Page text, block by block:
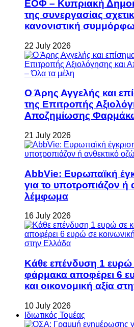
ΕΟΦ – Κυπριακή
της συνεργασίας
κανονιστική
22 July 2026
Ο Άρης Αγγελής και
της Επιτροπής
Αποζημίωσης
21 July 2026
AbbVie: Ευρωπαϊκή
για το υποτροπιάζον ή
λέμφωμα
16 July 2026
Κάθε επένδυση 1 ευρώ
φάρμακα αποφέρει 6
και οικονομική αξία
10 July 2026
Ιδιωτικός Τομέας